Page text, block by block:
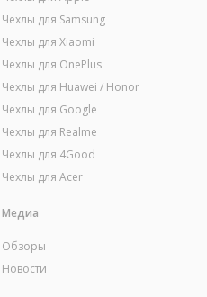
Чехлы для Samsung
Чехлы для Xiaomi
Чехлы для OnePlus
Чехлы для Huawei / Honor
Чехлы для Google
Чехлы для Realme
Чехлы для 4Good
Чехлы для Acer
Медиа
Обзоры
Новости